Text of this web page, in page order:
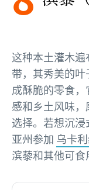
这种本土灌木
带，其秀美的
成酥脆的零食
感和乡土风味
选择。若想沉
亚州参加 乌卡
滨藜和其他可食